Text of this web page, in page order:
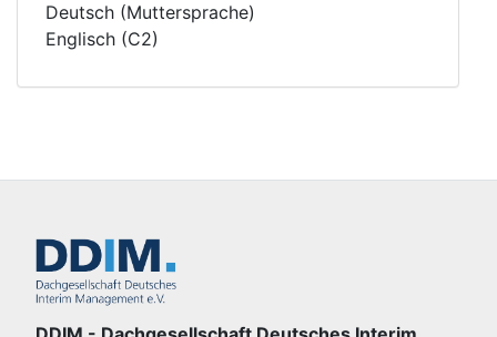
Deutsch (Muttersprache)
Englisch (C2)